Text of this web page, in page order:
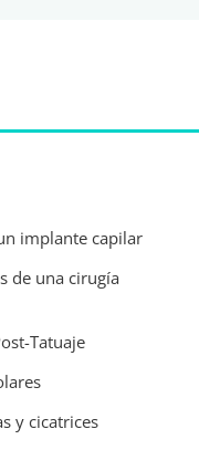
implante capilar
de una cirugía
Tatuaje
y cicatrices